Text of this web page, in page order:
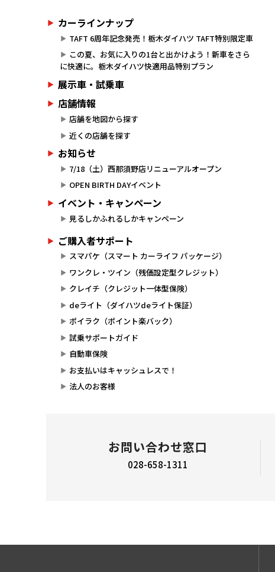
カーラインナップ
TAFT 6周年記念発売！栃木ダイハツ TAFT特別限定車
この夏、お気に入りの1台と出かけよう！新車をさら
に快適に。栃木ダイハツ快適用品特別プラン
展示車・試乗車
店舗情報
店舗を地図から探す
近くの店舗を探す
お知らせ
7/18（土）西那須野店リニューアルオープン
OPEN BIRTH DAYイベント
イベント・キャンペーン
見るしかふれるしかキャンペーン
ご購入者サポート
スマパケ（スマート カーライフ パッケージ）
ワンクレ・ツイン（残価設定型クレジット）
クレイチ（クレジット一体型保険）
deライト（ダイハツdeライト保証）
ポイラク（ポイント楽バック）
試乗サポートガイド
自動車保険
お支払いはキャッシュレスで！
法人のお客様
お問い合わせ窓口
028-658-1311